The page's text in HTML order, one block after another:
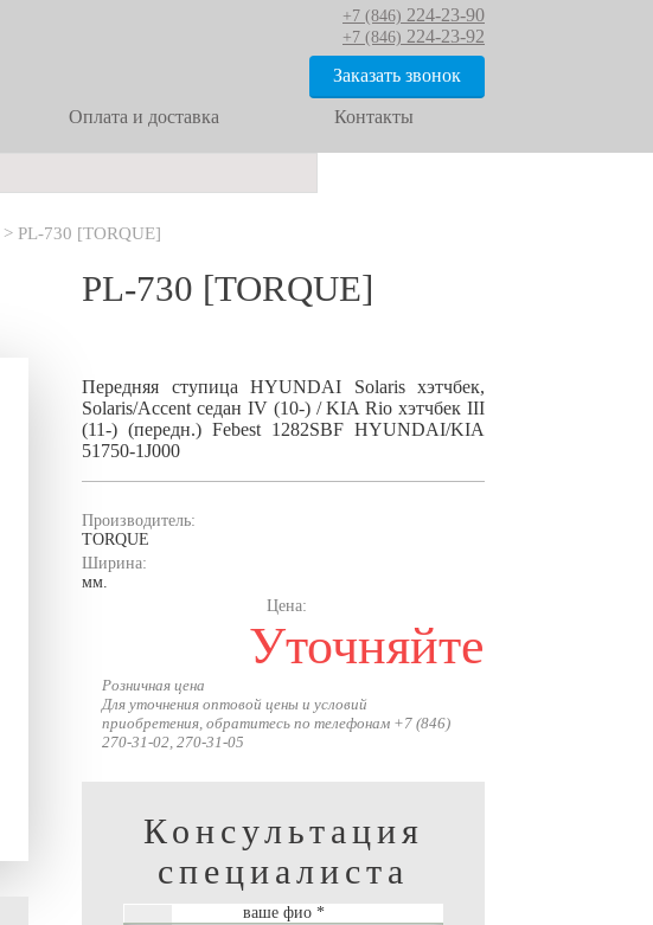
Оплата и доставка Контакты
+7 (846) 224-23-90
+7 (846) 224-23-92
Заказать звонок
> PL-730 [TORQUE]
PL-730 [TORQUE]
Передняя ступица HYUNDAI Solaris хэтчбек,
Solaris/Accent седан IV (10-) / KIA Rio хэтчбек III
(11-) (передн.) Febest 1282SBF HYUNDAI/KIA
51750-1J000
Производитель:
TORQUE
Ширина:
мм.
Цена:
Уточняйте
Розничная цена
Для уточнения оптовой цены и условий
приобретения, обратитесь по телефонам +7 (846)
270-31-02, 270-31-05
Консультация
специалиста
ваше фио *